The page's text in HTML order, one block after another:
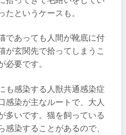
たというケースも。
であっても人間が靴底に付
が玄関先で拾ってしまうこ
必要です。
も感染する人獣共通感染症
感染が主なルートで、大人
多いです。猫を飼っている
感染することがあるので、